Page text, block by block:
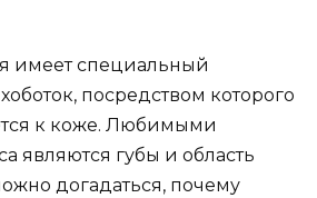
имеет специальный
посредством которого
к коже. Любимыми
являются губы и область
догадаться, почему